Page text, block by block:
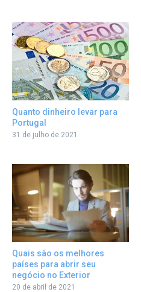
Quanto dinheiro levar para
Portugal
31 de julho de 2021
Quais são os melhores
países para abrir seu
negócio no Exterior
20 de abril de 2021